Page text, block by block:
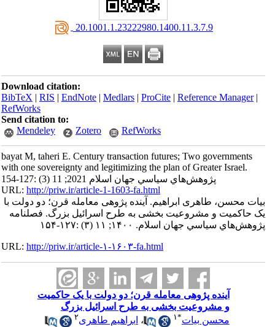
‎ 20.1001.1.23222980.1400.11.3.7.9
Download citation:
BibTeX|RIS|EndNote|Medlars|ProCite|Reference Manager
RefWorks
Send citation to:
Mendeley
Zotero RefWorks
bayat M, taheri E. Century transaction futures; Two governments
with one sovereignty and legitimizing the plan of Greater Israel.
پژوهش‌هاي سياسي جهان اسلام 2021; 11 (3) :127-154
URL:http://priw.ir/article-1-1603-fa.html
بیات محسن، طاهری ابراهیم. آینده پژوهی معامله قرن؛ دو دولت با
یک حاکمیت و مشروعیت بخشی به طرح اسرائیل بزرگ. فصلنامه
پژوهش‌هاي سياسي جهان اسلام. ۱۴۰۰; ۱۱ (۳) :۱۲۷-۱۵۴
URL:http://priw.ir/article-۱-۱۶۰۳-fa.html
آینده پژوهی معامله قرن؛ دو دولت با یک حاکمیت
و مشروعیت بخشی به طرح اسرائیل بزرگ
محسن بیات* ۱ ،ابراهیم طاهری۲